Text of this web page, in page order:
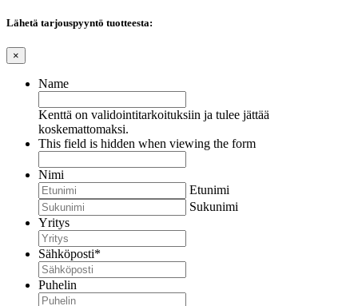
Lähetä tarjouspyyntö tuotteesta:
×
Name
Kenttä on validointitarkoituksiin ja tulee jättää
koskemattomaksi.
This field is hidden when viewing the form
Nimi
Etunimi
Sukunimi
Yritys
Sähköposti*
Puhelin